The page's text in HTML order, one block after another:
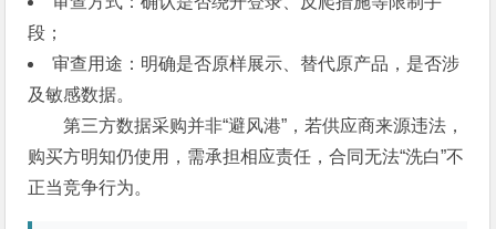
段；
审查用途：明确是否原样展示、替代原产品，是否涉
及敏感数据。
第三方数据采购并非“避风港”，若供应商来源违法，
购买方明知仍使用，需承担相应责任，合同无法“洗白”不
正当竞争行为。